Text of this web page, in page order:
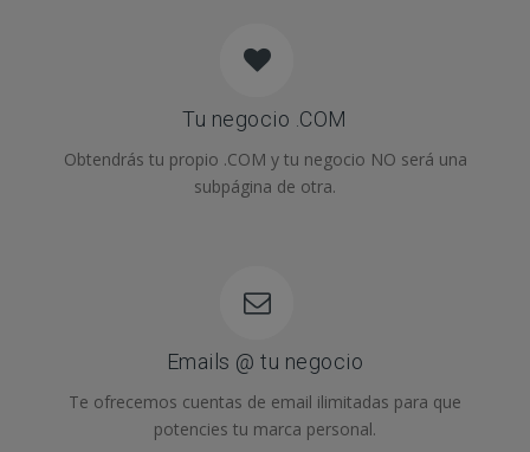
Tu negocio .COM
Obtendrás tu propio .COM y tu negocio NO será una
subpágina de otra.
Emails @ tu negocio
Te ofrecemos cuentas de email ilimitadas para que
potencies tu marca personal.